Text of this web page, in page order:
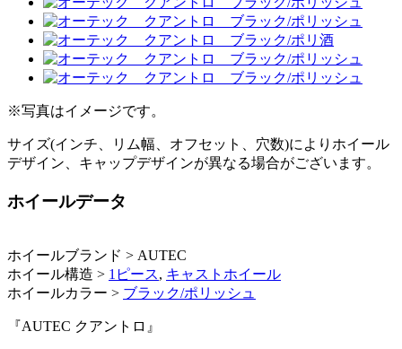
※写真はイメージです。
サイズ(インチ、リム幅、オフセット、穴数)によりホイール
デザイン、キャップデザインが異なる場合がございます。
ホイールデータ
ホイールブランド > AUTEC
ホイール構造 > 1ピース, キャストホイール
ホイールカラー > ブラック/ポリッシュ
『AUTEC クアントロ』